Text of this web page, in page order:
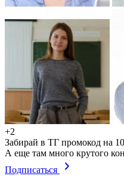
+2
Забирай в ТГ промокод на
А еще там много крутого
Подписаться